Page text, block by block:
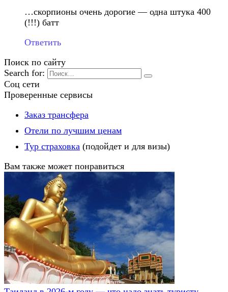
…скорпионы очень дорогие — одна штука 400
(!!!) батт
Ответить
Поиск по сайту
Search for:
Соц сети
Проверенные сервисы
Заказ трансфера
Отели по лучшим ценам
Тур страховка (подойдет и для визы)
Вам также может понравиться